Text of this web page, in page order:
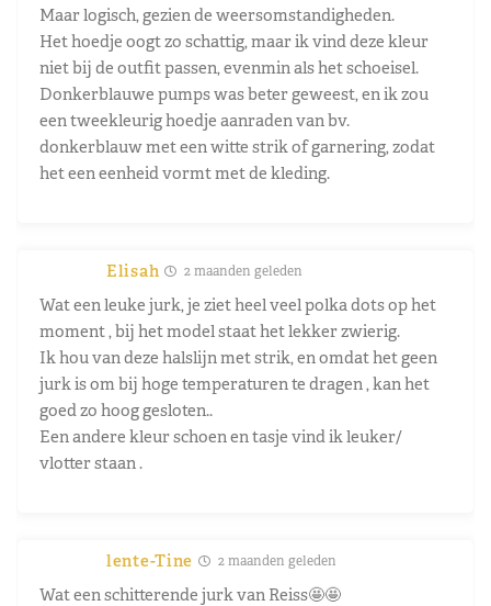
Maar logisch, gezien de weersomstandigheden.
Het hoedje oogt zo schattig, maar ik vind deze kleur
niet bij de outfit passen, evenmin als het schoeisel.
Donkerblauwe pumps was beter geweest, en ik zou
een tweekleurig hoedje aanraden van bv.
donkerblauw met een witte strik of garnering, zodat
het een eenheid vormt met de kleding.
Elisah 2 maanden geleden
Wat een leuke jurk, je ziet heel veel polka dots op het
moment , bij het model staat het lekker zwierig.
Ik hou van deze halslijn met strik, en omdat het geen
jurk is om bij hoge temperaturen te dragen , kan het
goed zo hoog gesloten..
Een andere kleur schoen en tasje vind ik leuker/
vlotter staan .
lente-Tine 2 maanden geleden
Wat een schitterende jurk van Reiss🤩🤩